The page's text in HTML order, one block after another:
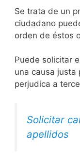
Se trata de un
ciudadano
orden de éstos
Puede solicitar
una causa justa
perjudica a
Solicitar
apellidos